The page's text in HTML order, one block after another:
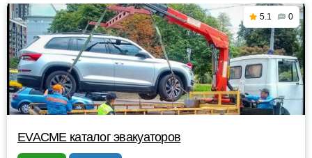
5.1 0
EVACME каталог эвакуаторов